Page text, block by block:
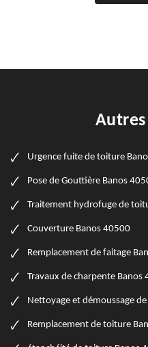
Urgence fuite de toiture
Pose de Gouttière Banos
Traitement hydrofuge de
Couverture Banos 40500
Remplacement de faitage
Travaux de charpente Banos
Nettoyage et démoussage
Remplacement de toiture